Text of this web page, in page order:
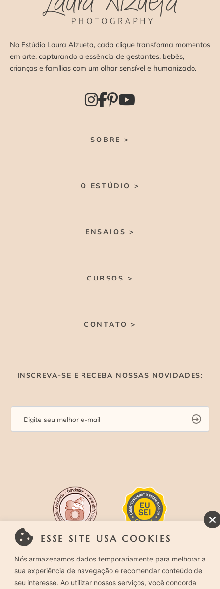
ESSE SITE USA COOKIES
Nós armazenamos dados temporariamente para melhorar a
sua experiência de navegação e recomendar conteúdo de
seu interesse. Ao utilizar nossos serviços, você concorda
No Estúdio Laura Alzueta, cada clique transforma momentos
em arte, capturando a essência de gestantes, bebês,
crianças e famílias com um olhar sensível e humanizado.
SOBRE >
O ESTÚDIO >
ENSAIOS >
CURSOS >
CONTATO >
INSCREVA-SE E RECEBA NOSSAS NOVIDADES:
Rua Costa Carvalho, 419 – Pinheiros, São Paulo –
SP. CEP 05429-130 – Telefone: (11) 94494-1818